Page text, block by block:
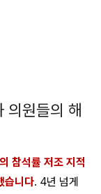
의원들의 해
참석률 저조 지적
습니다. 4년 넘게